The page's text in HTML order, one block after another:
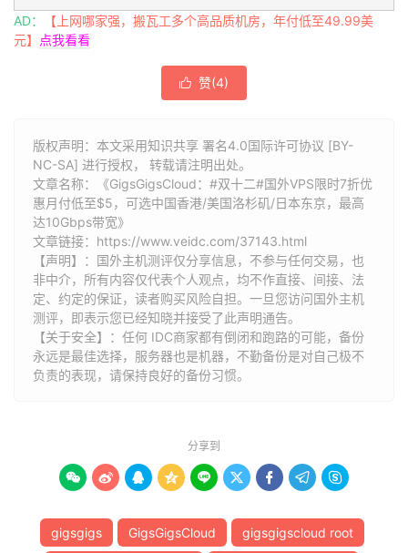
AD：
【上网哪家强，搬瓦工多个高品质机房，年付低至49.99美
元】
点我看看
 赞(4)
版权声明：本文采用知识共享 署名4.0国际许可协议 [BY-
NC-SA] 进行授权， 转载请注明出处。
文章名称：《GigsGigsCloud：#双十二#国外VPS限时7折优
惠月付低至$5，可选中国香港/美国洛杉矶/日本东京，最高
达10Gbps带宽》
文章链接： https://www.veidc.com/37143.html
【声明】：国外主机测评仅分享信息，不参与任何交易，也
非中介，所有内容仅代表个人观点，均不作直接、间接、法
定、约定的保证，读者购买风险自担。一旦您访问国外主机
测评，即表示您已经知晓并接受了此声明通告。
【关于安全】：任何 IDC商家都有倒闭和跑路的可能，备份
永远是最佳选择，服务器也是机器，不勤备份是对自己极不
负责的表现，请保持良好的备份习惯。
分享到
        
gigsgigs GigsGigsCloud gigsgigscloud root